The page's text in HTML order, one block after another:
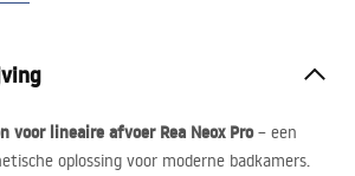
voor lineaire afvoer Rea Neox Pro– een
oplossing voor moderne badkamers.